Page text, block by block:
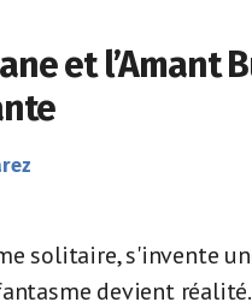
et l’Amant
solitaire, s'invente
devient